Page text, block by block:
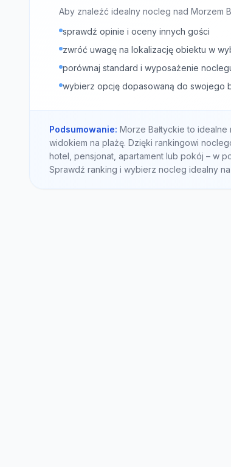
Aby znaleźć idealny nocleg nad Morzem
sprawdź opinie i oceny innych gości
zwróć uwagę na lokalizację obiektu w
porównaj standard i wyposażenie
wybierz opcję dopasowaną do swojego
Podsumowanie: Morze Bałtyckie to
widokiem na plażę. Dzięki rankingowi
hotel, pensjonat, apartament lub pokój – w
Sprawdź ranking i wybierz nocleg idealny